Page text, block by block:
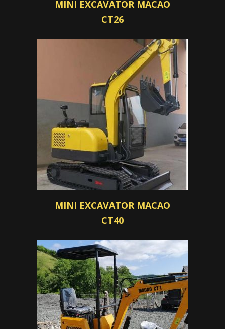
MINI EXCAVATOR MACAO
CT26
MINI EXCAVATOR MACAO
CT40